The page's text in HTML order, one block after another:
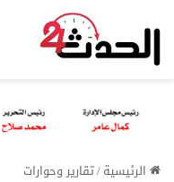
الرئيسية/تقارير وحوارات